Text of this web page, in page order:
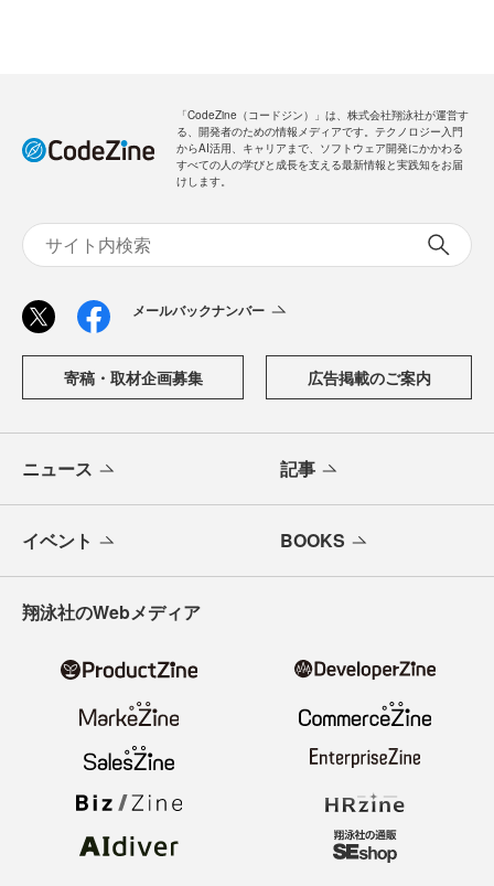
「CodeZine（コードジン）」は、株式会社翔泳社が運営す
る、開発者のための情報メディアです。テクノロジー入門
からAI活用、キャリアまで、ソフトウェア開発にかかわる
すべての人の学びと成長を支える最新情報と実践知をお届
けします。
メールバックナンバー
寄稿・取材企画募集 広告掲載のご案内
ニュース 記事
イベント BOOKS
翔泳社のWebメディア